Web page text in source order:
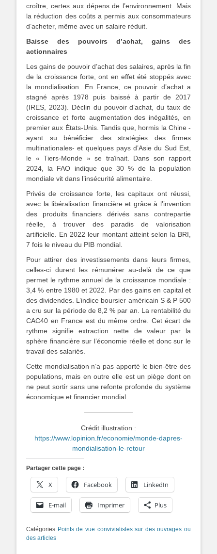
croître, certes aux dépens de l’environnement. Mais
la réduction des coûts a permis aux consommateurs
d’acheter, même avec un salaire réduit.
Baisse des pouvoirs d’achat, gains des
actionnaires
Les gains de pouvoir d’achat des salaires, après la fin
de la croissance forte, ont en effet été stoppés avec
la mondialisation. En France, ce pouvoir d’achat a
stagné après 1978 puis baissé à partir de 2017
(IRES, 2023). Déclin du pouvoir d’achat, du taux de
croissance et forte augmentation des inégalités, en
premier aux États-Unis. Tandis que, hormis la Chine -
ayant su bénéficier des stratégies des firmes
multinationales- et quelques pays d’Asie du Sud Est,
le « Tiers-Monde » se traînait. Dans son rapport
2024, la FAO indique que 30 % de la population
mondiale vit dans l’insécurité alimentaire.
Privés de croissance forte, les capitaux ont réussi,
avec la libéralisation financière et grâce à l’invention
des produits financiers dérivés sans contrepartie
réelle, à trouver des paradis de valorisation
artificielle. En 2022 leur montant atteint selon la BRI,
7 fois le niveau du PIB mondial.
Pour attirer des investissements dans leurs firmes,
celles-ci durent les rémunérer au-delà de ce que
permet le rythme annuel de la croissance mondiale :
3,4 % entre 1980 et 2022. Par des gains en capital et
des dividendes. L’indice boursier américain S & P 500
a cru sur la période de 8,2 % par an. La rentabilité du
CAC40 en France est du même ordre. Cet écart de
rythme signifie extraction nette de valeur par la
sphère financière sur l’économie réelle et donc sur le
travail des salariés.
Cette mondialisation n’a pas apporté le bien-être des
populations, mais en outre elle est un piège dont on
ne peut sortir sans une refonte profonde du système
économique et financier mondial.
Crédit illustration :
https://www.lopinion.fr/economie/monde-dapres-
mondialisation-le-retour
Partager cette page :
X Facebook LinkedIn
E-mail Imprimer Plus
Catégories Points de vue convivialistes sur des ouvrages ou
des articles